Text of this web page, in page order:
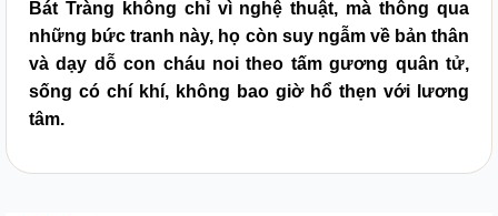
Bát Tràng không chỉ vì nghệ thuật, mà thông qua
những bức tranh này, họ còn suy ngẫm về bản thân
và dạy dỗ con cháu noi theo tấm gương quân tử,
sống có chí khí, không bao giờ hổ thẹn với lương
tâm.